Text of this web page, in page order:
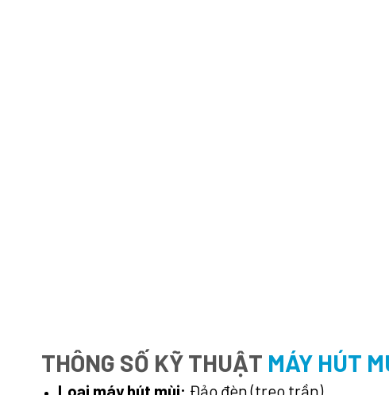
THÔNG SỐ KỸ THUẬT MÁY HÚT
Loại máy hút mùi: Đảo đèn (treo trần)